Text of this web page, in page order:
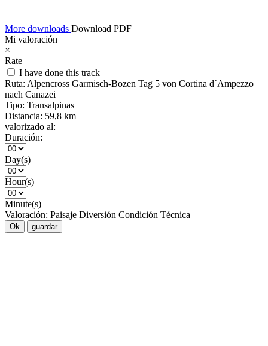
More downloads Download PDF
Mi valoración
×
Rate
I have done this track
Ruta: Alpencross Garmisch-Bozen Tag 5 von Cortina d`Ampezzo
nach Canazei
Tipo: Transalpinas
Distancia: 59,8 km
valorizado al:
Duración:
Day(s)
Hour(s)
Minute(s)
Valoración: Paisaje Diversión Condición Técnica
Ok guardar